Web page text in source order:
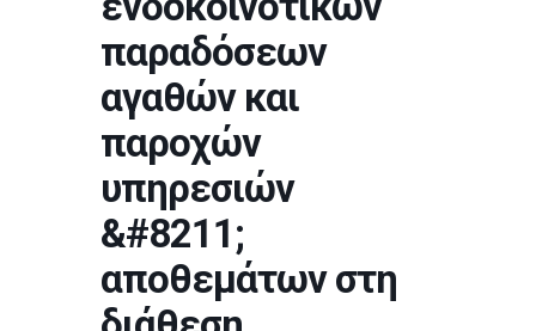
παραδόσεων
αγαθών και
παροχών
υπηρεσιών
&#8211;
αποθεμάτων στη